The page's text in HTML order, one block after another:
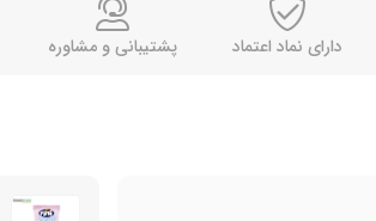
دارای نماد اعتماد پشتیبانی و مشاوره